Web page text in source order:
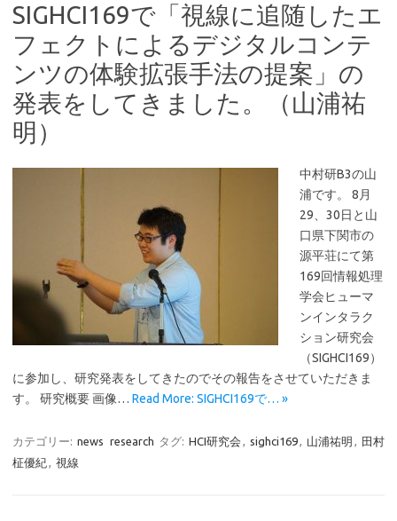
SIGHCI169で「視線に追随したエ
フェクトによるデジタルコンテ
ンツの体験拡張手法の提案」の
発表をしてきました。（山浦祐
明）
中村研B3の山
浦です。 8月
29、30日と山
口県下関市の
源平荘にて第
169回情報処理
学会ヒューマ
ンインタラク
ション研究会
（SIGHCI169）
に参加し、研究発表をしてきたのでその報告をさせていただきま
す。 研究概要 画像… Read More: SIGHCI169で… »
カテゴリー: news research タグ: HCI研究会 , sighci169, 山浦祐明 , 田村
柾優紀, 視線